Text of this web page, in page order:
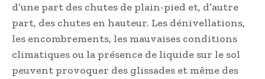
d’une part des chutes de plain-pied et, d’autre
part, des chutes en hauteur. Les dénivellations,
les encombrements, les mauvaises conditions
climatiques ou la présence de liquide sur le sol
peuvent provoquer des glissades et même des